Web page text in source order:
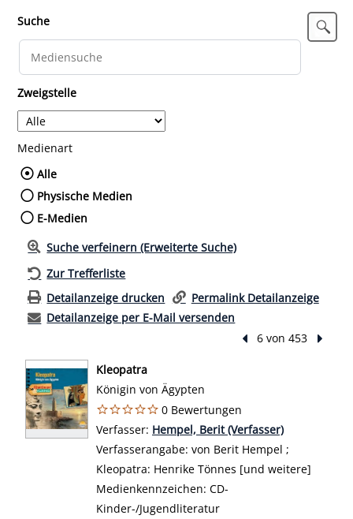
Suche
Zweigstelle
Medienart
Wählen Sie die Medienart nach der Sie
Alle
Physische Medien
E-Medien
Suche verfeinern (Erweiterte Suche)
Zur Trefferliste
Detailanzeige drucken
Permalink Detailanzeige
Detailanzeige per E-Mail versenden
Vorheriger Treffer
6 von 453
Kleopatra
Königin von Ägypten
0 Bewertungen
Verfasser: Suche nach diesem Verfasser
Hempel, Berit (Verfasser)
Verfasserangabe: von Berit Hempel ;
Kleopatra: Henrike Tönnes [und weitere]
Medienkennzeichen: CD-
Kinder-/Jugendliteratur